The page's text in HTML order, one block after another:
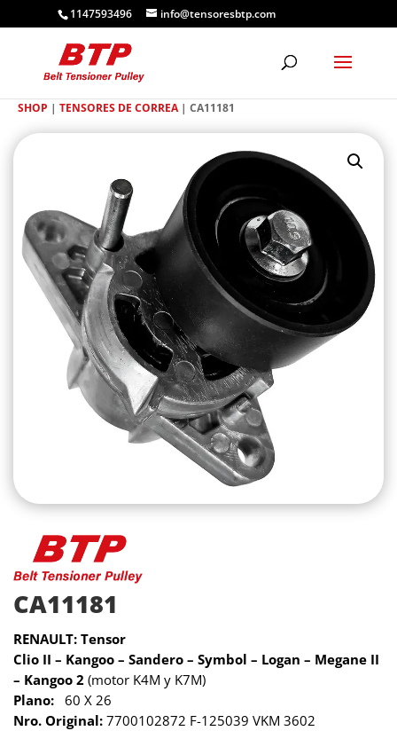
1147593496 info@tensoresbtp.com
SHOP | TENSORES DE CORREA| CA11181
CA11181
RENAULT: Tensor
Clio II – Kangoo – Sandero – Symbol – Logan – Megane II
– Kangoo 2 (motor K4M y K7M)
Plano: 60 X 26
Nro. Original: 7700102872 F-125039 VKM 3602